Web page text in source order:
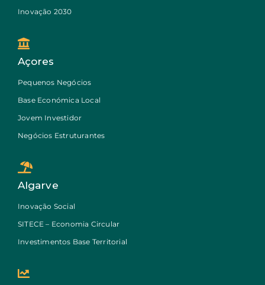
Inovação 2030
Açores
Pequenos Negócios
Base Económica Local
Jovem Investidor
Negócios Estruturantes
Algarve
Inovação Social
SITECE – Economia Circular
Investimentos Base Territorial